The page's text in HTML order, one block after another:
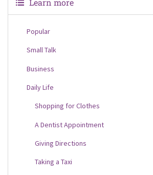
Popular
Small Talk
Business
Daily Life
Shopping for Clothes
A Dentist Appointment
Giving Directions
Taking a Taxi